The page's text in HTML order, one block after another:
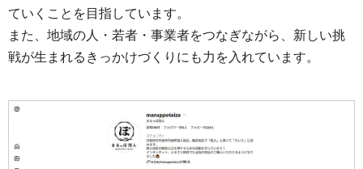
ていくことを目指しています。
また、地域の人・若者・事業者をつなぎながら、新しい挑
戦が生まれるきっかけづくりにも力を入れています。